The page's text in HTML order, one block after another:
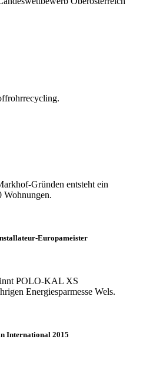
Gründen entsteht ein
Wohnungen.
Europameister
POLO-KAL XS
Energiesparmesse Wels.
International 2015